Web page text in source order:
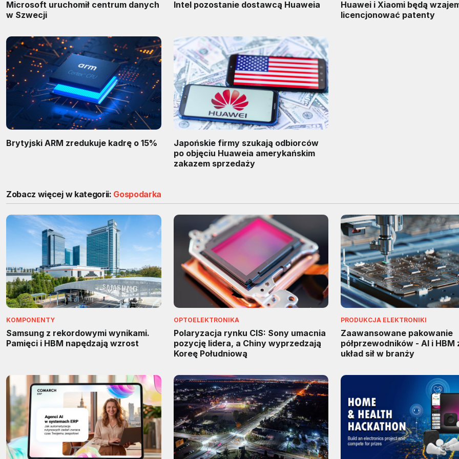
Microsoft uruchomił centrum danych
w Szwecji
Intel pozostanie dostawcą Huaweia
Huawei i Xiaomi będą
licencjonować patenty
Brytyjski ARM zredukuje kadrę o 15%
Japońskie firmy szukają odbiorców
po objęciu Huaweia amerykańskim
zakazem sprzedaży
Zobacz więcej w kategorii: Gospodarka
KOMPONENTY
Samsung z rekordowymi wynikami.
Pamięci i HBM napędzają wzrost
OPTOELEKTRONIKA
Polaryzacja rynku CIS: Sony umacnia
pozycję lidera, a Chiny wyprzedzają
Koreę Południową
PRODUKCJA ELEKTRONIKI
Zaawansowane pakowanie
półprzewodników - AI i HBM
układ sił w branży